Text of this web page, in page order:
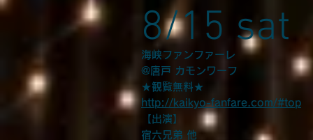
8/15 sat
海峡ファンファーレ
@唐戸 カモンワーフ
★観覧無料★
http://kaikyo-fanfare.com/#top
【出演】
宿六兄弟 他